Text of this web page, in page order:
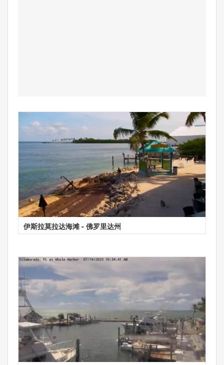
伊斯拉莫拉达海滩 - 佛罗里达州